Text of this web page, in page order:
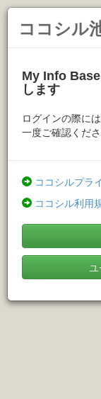
ココシル
My Info
します
ログインの際に
一度ご確認くださ
ココシルプラ
ココシル利用